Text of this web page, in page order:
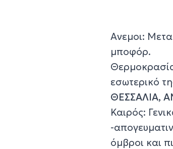
Ανεμοι:
μποφόρ.
εσωτερικό
ΘΕΣΣΑΛΙΑ,
Καιρός:
-
όμβροι και